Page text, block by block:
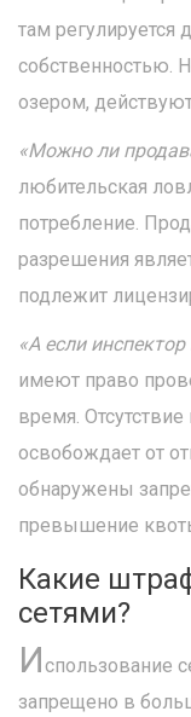
там
собственностью.
озером,
«Можно ли
любительская
потребление.
разрешения
подлежит
«А если
имеют право
время.
освобождает от
обнаружены
превышение
Какие
сетями?
Использование
запрещено в